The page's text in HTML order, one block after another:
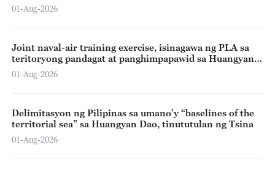
01-Aug-2026
Joint naval-air training exercise, isinagawa ng PLA sa
teritoryong pandagat at panghimpapawid sa Huangyan
Dao at karatig na lugar
01-Aug-2026
Delimitasyon ng Pilipinas sa umano’y “baselines of the
territorial sea” sa Huangyan Dao, tinututulan ng Tsina
01-Aug-2026